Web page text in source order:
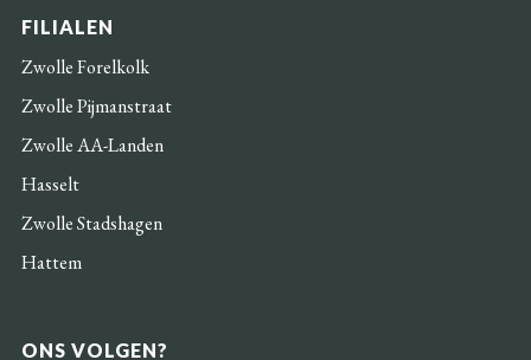
FILIALEN
Zwolle Forelkolk
Zwolle Pijmanstraat
Zwolle AA-Landen
Hasselt
Zwolle Stadshagen
Hattem
ONS VOLGEN?